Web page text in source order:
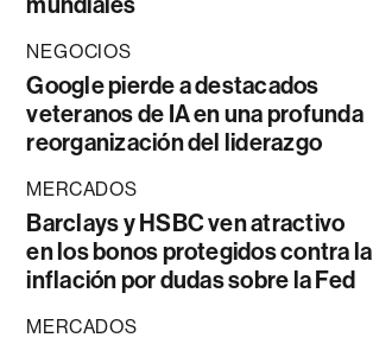
NEGOCIOS
Google pierde a destacados
veteranos de IA en una profunda
reorganización del liderazgo
MERCADOS
Barclays y HSBC ven atractivo
en los bonos protegidos contra la
inflación por dudas sobre la Fed
MERCADOS